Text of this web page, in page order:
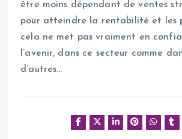
être moins dépendant de ventes
pour atteindre la rentabilité et les
cela ne met pas vraiment en
l’avenir, dans ce secteur comme
d’autres…